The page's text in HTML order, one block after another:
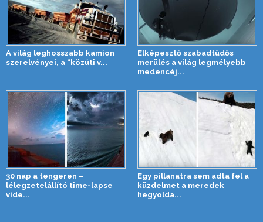
A világ leghosszabb kamion
szerelvényei, a “közúti v...
Elképesztő szabadtüdős
merülés a világ legmélyebb
medencéj...
30 nap a tengeren –
lélegzetelállító time-lapse
vide...
Egy pillanatra sem adta fel a
küzdelmet a meredek
hegyolda...